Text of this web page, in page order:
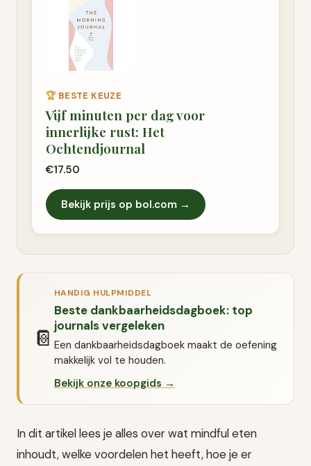
🏆BESTE KEUZE
Vijf minuten per dag voor
innerlijke rust: Het
Ochtendjournal
€17.50
Bekijk prijs op bol.com →
📔
HANDIG HULPMIDDEL
Beste dankbaarheidsdagboek: top
journals vergeleken
Een dankbaarheidsdagboek maakt de oefening
makkelijk vol te houden.
Bekijk onze koopgids →
In dit artikel lees je alles over wat mindful eten
inhoudt, welke voordelen het heeft, hoe je er